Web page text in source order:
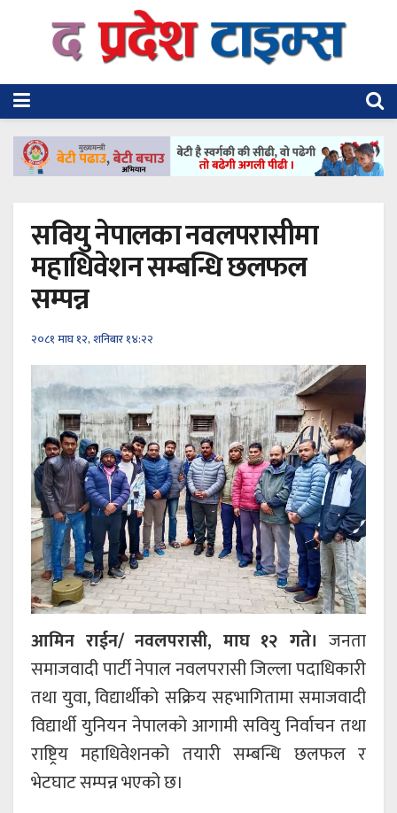
सवियु नेपालका नवलपरासीमा
महाधिवेशन सम्बन्धि छलफल
सम्पन्न
२०८१ माघ १२, शनिबार १४:२२
आमिन राईन/ नवलपरासी, माघ १२ गते। जनता
समाजवादी पार्टी नेपाल नवलपरासी जिल्ला पदाधिकारी
तथा युवा, विद्यार्थीको सक्रिय सहभागितामा समाजवादी
विद्यार्थी युनियन नेपालको आगामी सवियु निर्वाचन तथा
राष्ट्रिय महाधिवेशनको तयारी सम्बन्धि छलफल र
भेटघाट सम्पन्न भएको छ।